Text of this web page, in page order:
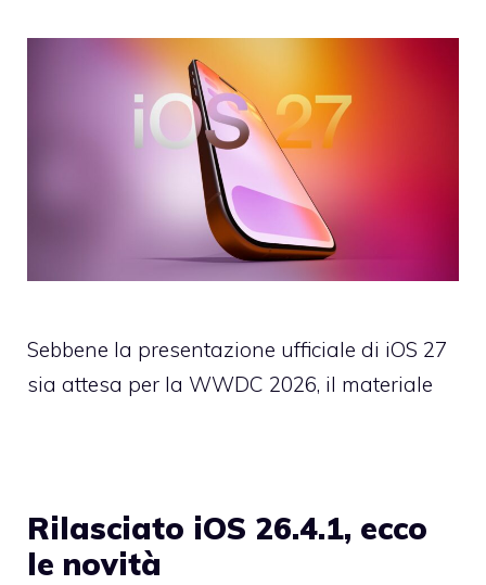
Sebbene la presentazione ufficiale di iOS 27
sia attesa per la WWDC 2026, il materiale
Rilasciato iOS 26.4.1, ecco
le novità